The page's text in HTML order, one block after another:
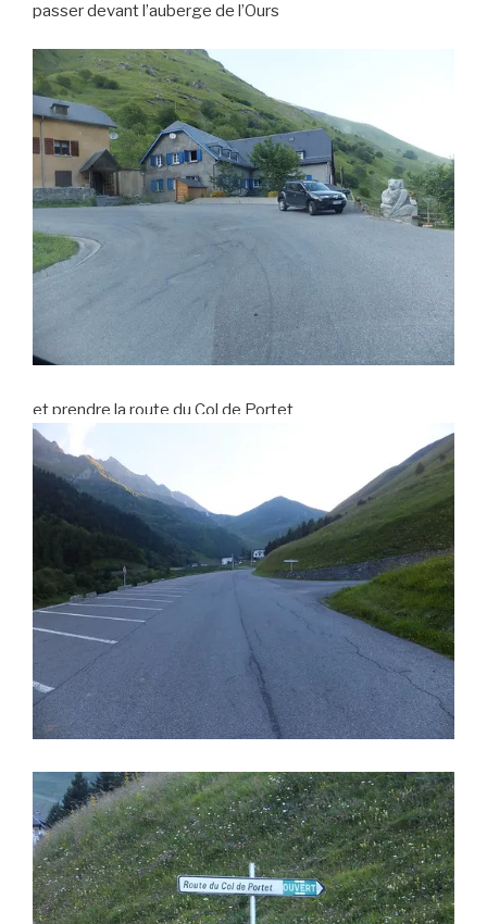
passer devant l’auberge de l’Ours
et prendre la route du Col de Portet